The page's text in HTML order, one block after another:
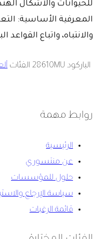
للحيوانات والأشكال
المعرفية الأساسية:
والانتباه، واتباع القواعد
الباركود 28610MU الفئات
روابط مهمة
الرئيسية
عن منتسوري
حلول للمؤسسات
سياسة الإرجاع
قائمة الرغبات